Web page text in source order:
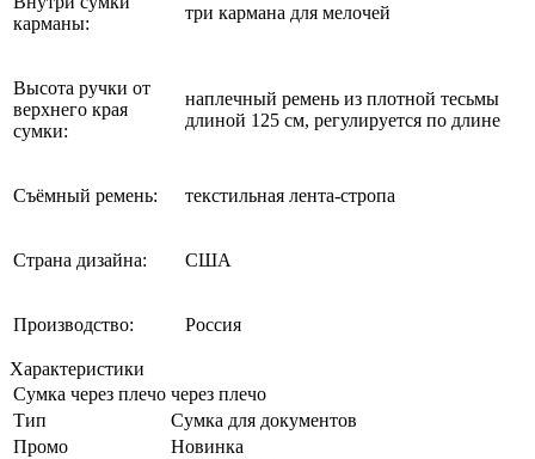
карманы:
три кармана для мелочей
Высота ручки от
верхнего края
сумки:
наплечный ремень из плотной тесьмы
длиной 125 см, регулируется по длине
Съёмный ремень: текстильная лента-стропа
Страна дизайна: США
Производство: Россия
Характеристики
Сумка через плечо через плечо
Тип
Сумка для документов
Промо
Новинка